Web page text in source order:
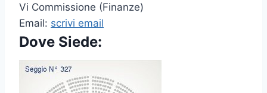
Vi Commissione (Finanze)
Email: scrivi email
Dove Siede: